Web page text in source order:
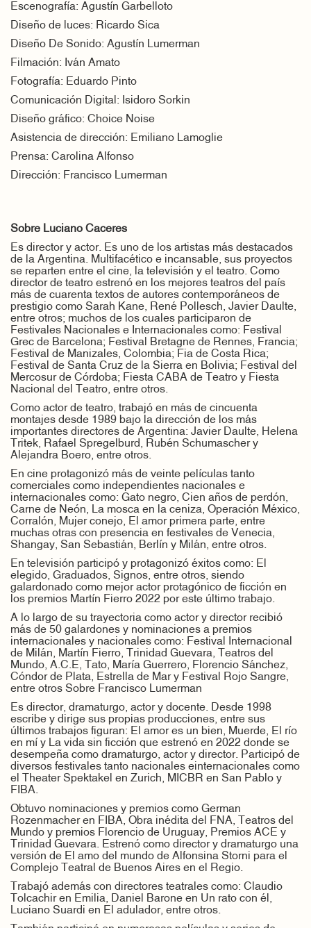
Escenografía: Agustín Garbelloto
Diseño de luces: Ricardo Sica
Diseño De Sonido: Agustín Lumerman
Filmación: Iván Amato
Fotografía: Eduardo Pinto
Comunicación Digital: Isidoro Sorkin
Diseño gráfico: Choice Noise
Asistencia de dirección: Emiliano Lamoglie
Prensa: Carolina Alfonso
Dirección: Francisco Lumerman
Sobre Luciano Caceres
Es director y actor. Es uno de los artistas más destacados
de la Argentina. Multifacético e incansable, sus proyectos
se reparten entre el cine, la televisión y el teatro. Como
director de teatro estrenó en los mejores teatros del país
más de cuarenta textos de autores contemporáneos de
prestigio como Sarah Kane, René Pollesch, Javier Daulte,
entre otros; muchos de los cuales participaron de
Festivales Nacionales e Internacionales como: Festival
Grec de Barcelona; Festival Bretagne de Rennes, Francia;
Festival de Manizales, Colombia; Fia de Costa Rica;
Festival de Santa Cruz de la Sierra en Bolivia; Festival del
Mercosur de Córdoba; Fiesta CABA de Teatro y Fiesta
Nacional del Teatro, entre otros.
Como actor de teatro, trabajó en más de cincuenta
montajes desde 1989 bajo la dirección de los más
importantes directores de Argentina: Javier Daulte, Helena
Tritek, Rafael Spregelburd, Rubén Schumascher y
Alejandra Boero, entre otros.
En cine protagonizó más de veinte películas tanto
comerciales como independientes nacionales e
internacionales como: Gato negro, Cien años de perdón,
Carne de Neón, La mosca en la ceniza, Operación México,
Corralón, Mujer conejo, El amor primera parte, entre
muchas otras con presencia en festivales de Venecia,
Shangay, San Sebastián, Berlín y Milán, entre otros.
En televisión participó y protagonizó éxitos como: El
elegido, Graduados, Signos, entre otros, siendo
galardonado como mejor actor protagónico de ficción en
los premios Martín Fierro 2022 por este último trabajo.
A lo largo de su trayectoria como actor y director recibió
más de 50 galardones y nominaciones a premios
internacionales y nacionales como: Festival Internacional
de Milán, Martín Fierro, Trinidad Guevara, Teatros del
Mundo, A.C.E, Tato, María Guerrero, Florencio Sánchez,
Cóndor de Plata, Estrella de Mar y Festival Rojo Sangre,
entre otros Sobre Francisco Lumerman
Es director, dramaturgo, actor y docente. Desde 1998
escribe y dirige sus propias producciones, entre sus
últimos trabajos figuran: El amor es un bien, Muerde, El río
en mí y La vida sin ficción que estrenó en 2022 donde se
desempeña como dramaturgo, actor y director. Participó de
diversos festivales tanto nacionales einternacionales como
el Theater Spektakel en Zurich, MICBR en San Pablo y
FIBA.
Obtuvo nominaciones y premios como German
Rozenmacher en FIBA, Obra inédita del FNA, Teatros del
Mundo y premios Florencio de Uruguay, Premios ACE y
Trinidad Guevara. Estrenó como director y dramaturgo una
versión de El amo del mundo de Alfonsina Storni para el
Complejo Teatral de Buenos Aires en el Regio.
Trabajó además con directores teatrales como: Claudio
Tolcachir en Emilia, Daniel Barone en Un rato con él,
Luciano Suardi en El adulador, entre otros.